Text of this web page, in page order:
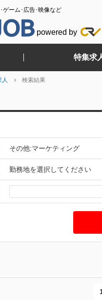
ゲーム･広告･映像など
powered by
特集求
人 検索結果
その他:マーケティング
勤務地を選択してください